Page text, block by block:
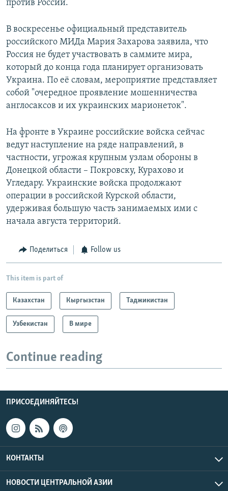
против России.
В воскресенье официальный представитель
российского МИДа Мария Захарова заявила, что
Россия не будет участвовать в саммите мира,
который до конца года планирует организовать
Украина. По её словам, мероприятие представляет
собой "очередное проявление мошенничества
англосаксов и их украинских марионеток".
На фронте в Украине российские войска сейчас
ведут наступление на ряде направлений, в
частности, угрожая крупным узлам обороны в
Донецкой области – Покровску, Курахово и
Угледару. Украинские войска продолжают
операции в российской Курской области,
удерживая большую часть занимаемых ими с
начала августа территорий.
Поделиться Follow us
This item is part of
Казахстан Кыргызстан Таджикистан
Узбекистан В мире
Continue reading
ПРИСОЕДИНЯЙТЕСЬ!
КОНТАКТЫ
НОВОСТИ ЦЕНТРАЛЬНОЙ АЗИИ